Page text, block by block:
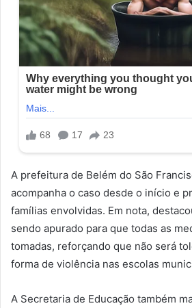
A prefeitura de Belém do São
acompanha o caso desde o início e
famílias envolvidas. Em nota,
sendo apurado para que todas as
tomadas, reforçando que não será
forma de violência nas escolas
A Secretaria de Educação também